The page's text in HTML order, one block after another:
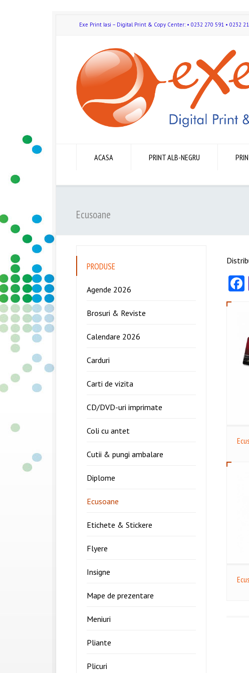
Exe Print Iasi – Digital Print & Copy Center: • 0232 270 591 • 0232
ACASA PRINT ALB-NEGRU
Ecusoane
PRODUSE
Agende 2026
Brosuri & Reviste
Calendare 2026
Carduri
Carti de vizita
CD/DVD-uri imprimate
Coli cu antet
Cutii & pungi ambalare
Diplome
Ecusoane
Etichete & Stickere
Flyere
Insigne
Mape de prezentare
Meniuri
Pliante
Plicuri